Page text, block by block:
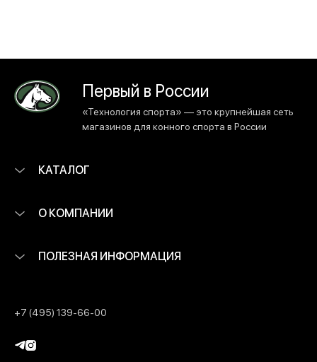
Первый в России
«Технология спорта» — это крупнейшая сеть
магазинов для конного спорта в России
КАТАЛОГ
О КОМПАНИИ
ПОЛЕЗНАЯ ИНФОРМАЦИЯ
+7 (495) 139-66-00